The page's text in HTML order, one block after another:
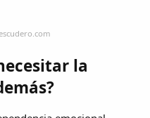
la